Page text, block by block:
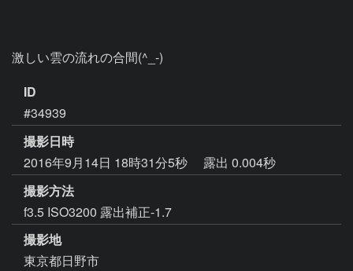
激しい雲の流れの合間(^_-)
ID
#34939
撮影日時
2016年9月14日 18時31分5秒
露出 0.004秒
撮影方法
f3.5 ISO3200 露出補正-1.7
撮影地
東京都日野市